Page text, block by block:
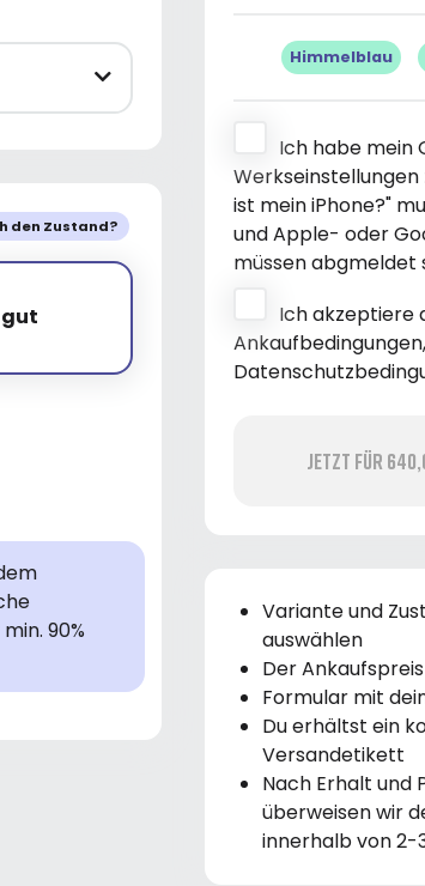
den Zustand?
gutgut
90%
Himmelblau
Ich habe mein
ist mein iPhone?"
und Apple- oder
müssen abgmeldet
Ich akzeptiere
Jetzt für
Variante und
auswählen
Der
Formular mit
Du erhältst ein
Versandetikett
Nach Erhalt und
überweisen wir
innerhalb von 2-